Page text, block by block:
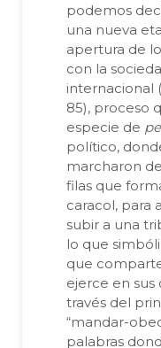
podemos
una nueva
apertura de
con la
internacional
85), proceso
especie de
político,
marcharon
filas que
caracol, para
subir a una
lo que
que
ejerce en sus
través del
“mandar-
palabras